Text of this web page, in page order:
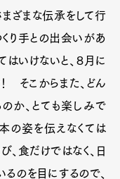
ざまな伝承をして行
り手との出会いがあ
はいけないと、８月に
そこからまた、どん
か、とても楽しみで
の姿を伝えなくては
、食だけではなく、日
のを目にするので、